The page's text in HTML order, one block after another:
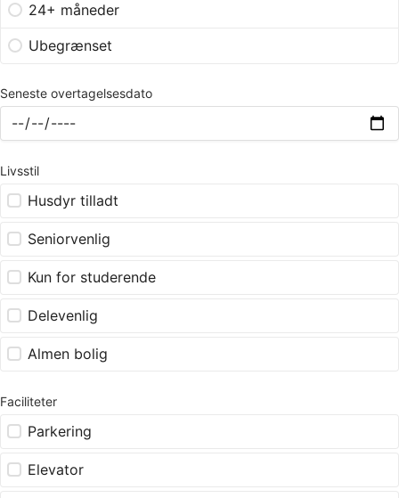
24+ måneder
Ubegrænset
Seneste overtagelsesdato
Livsstil
Husdyr tilladt
Seniorvenlig
Kun for studerende
Delevenlig
Almen bolig
Faciliteter
Parkering
Elevator